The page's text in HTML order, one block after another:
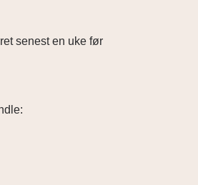
senest en uke før